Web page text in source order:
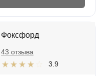
Фоксфорд
3.9
43 отзыва